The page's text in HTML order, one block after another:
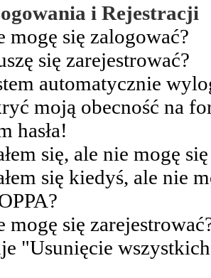
i Rejestracji
mogę się zalogować?
się zarejestrować?
automatycznie
moją obecność na
hasła!
się, ale nie mogę
się kiedyś, ale nie
mogę się
"Usunięcie